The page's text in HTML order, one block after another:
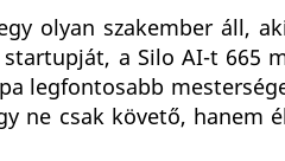
olyan szakember áll,
startupját, a Silo AI-t 665
legfontosabb
ne csak követő, hanem